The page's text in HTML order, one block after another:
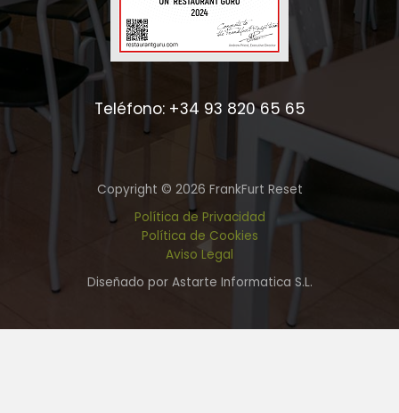
Teléfono: +34 93 820 65 65
Copyright © 2026 FrankFurt Reset
Política de Privacidad
Política de Cookies
Aviso Legal
Diseñado por Astarte Informatica S.L.